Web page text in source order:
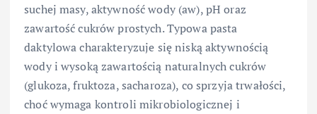
suchej masy, aktywność wody (aw), pH oraz
zawartość cukrów prostych. Typowa pasta
daktylowa charakteryzuje się niską aktywnością
wody i wysoką zawartością naturalnych cukrów
(glukoza, fruktoza, sacharoza), co sprzyja trwałości,
choć wymaga kontroli mikrobiologicznej i